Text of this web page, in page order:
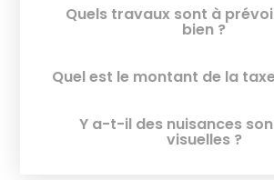
Quels travaux sont à
bien ?
Quel est le montant de la
Y a-t-il des nuisances
visuelles ?